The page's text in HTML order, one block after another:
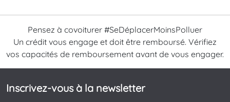
Pensez à covoiturer #SeDéplacerMoinsPolluer
Un crédit vous engage et doit être remboursé. Vérifiez
vos capacités de remboursement avant de vous engager.
Inscrivez-vous à la newsletter